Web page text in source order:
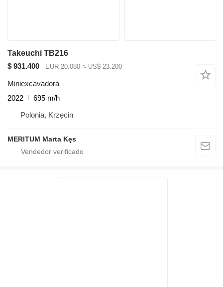
Takeuchi TB216
$ 931.400
EUR 20.080 ≈ US$ 23.200
Miniexcavadora
2022
695 m/h
Polonia, Krzęcin
MERITUM Marta Kęs